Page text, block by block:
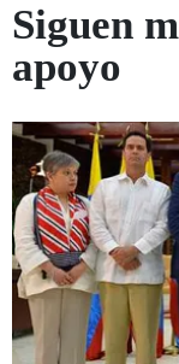
Siguen
apoyo